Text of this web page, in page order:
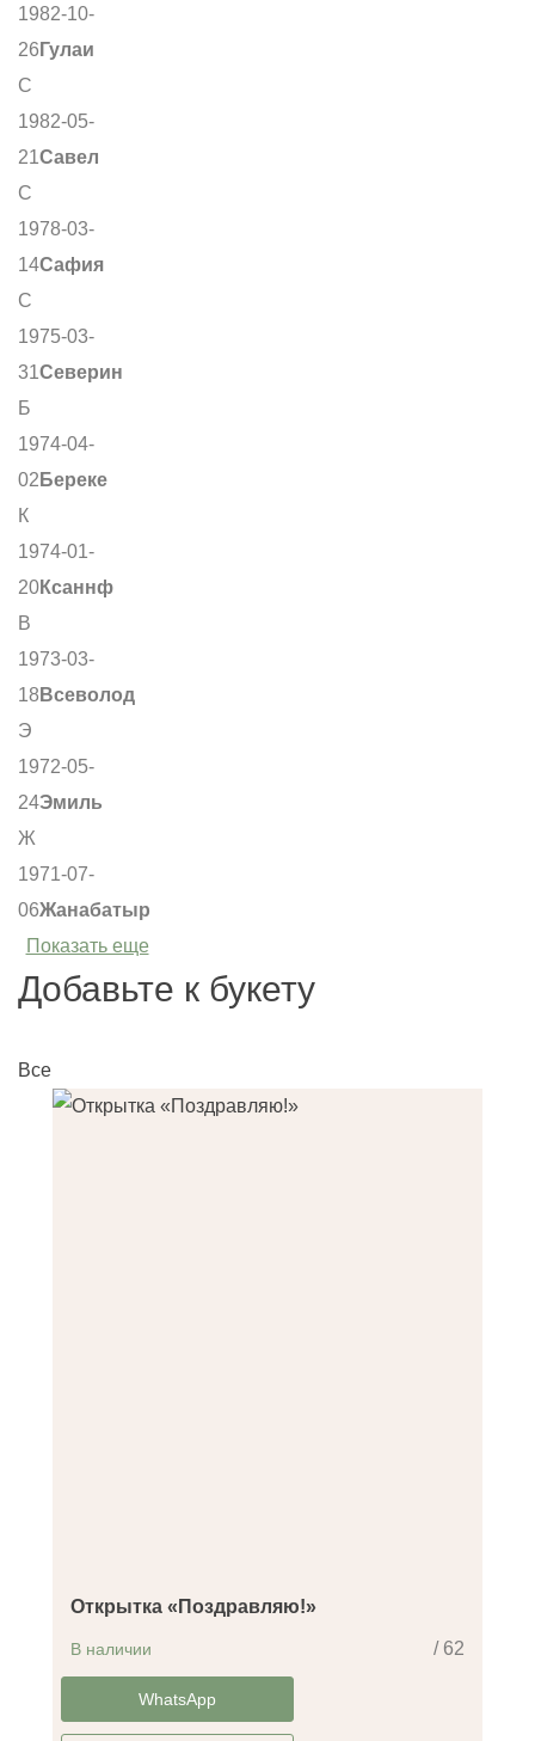
1982-10-
26 Гулаи
С
1982-05-
21Савел
С
1978-03-
14Сафия
С
1975-03-
31Северин
Б
1974-04-
02 Береке
К
1974-01-
20Ксаннф
В
1973-03-
18 Всеволод
Э
1972-05-
24Эмиль
Ж
1971-07-
06Жанабатыр
Показать еще
Добавьте к букету
Все
Открытка «Поздравляю!»
/ 62
В наличии
-14%WhatsApp